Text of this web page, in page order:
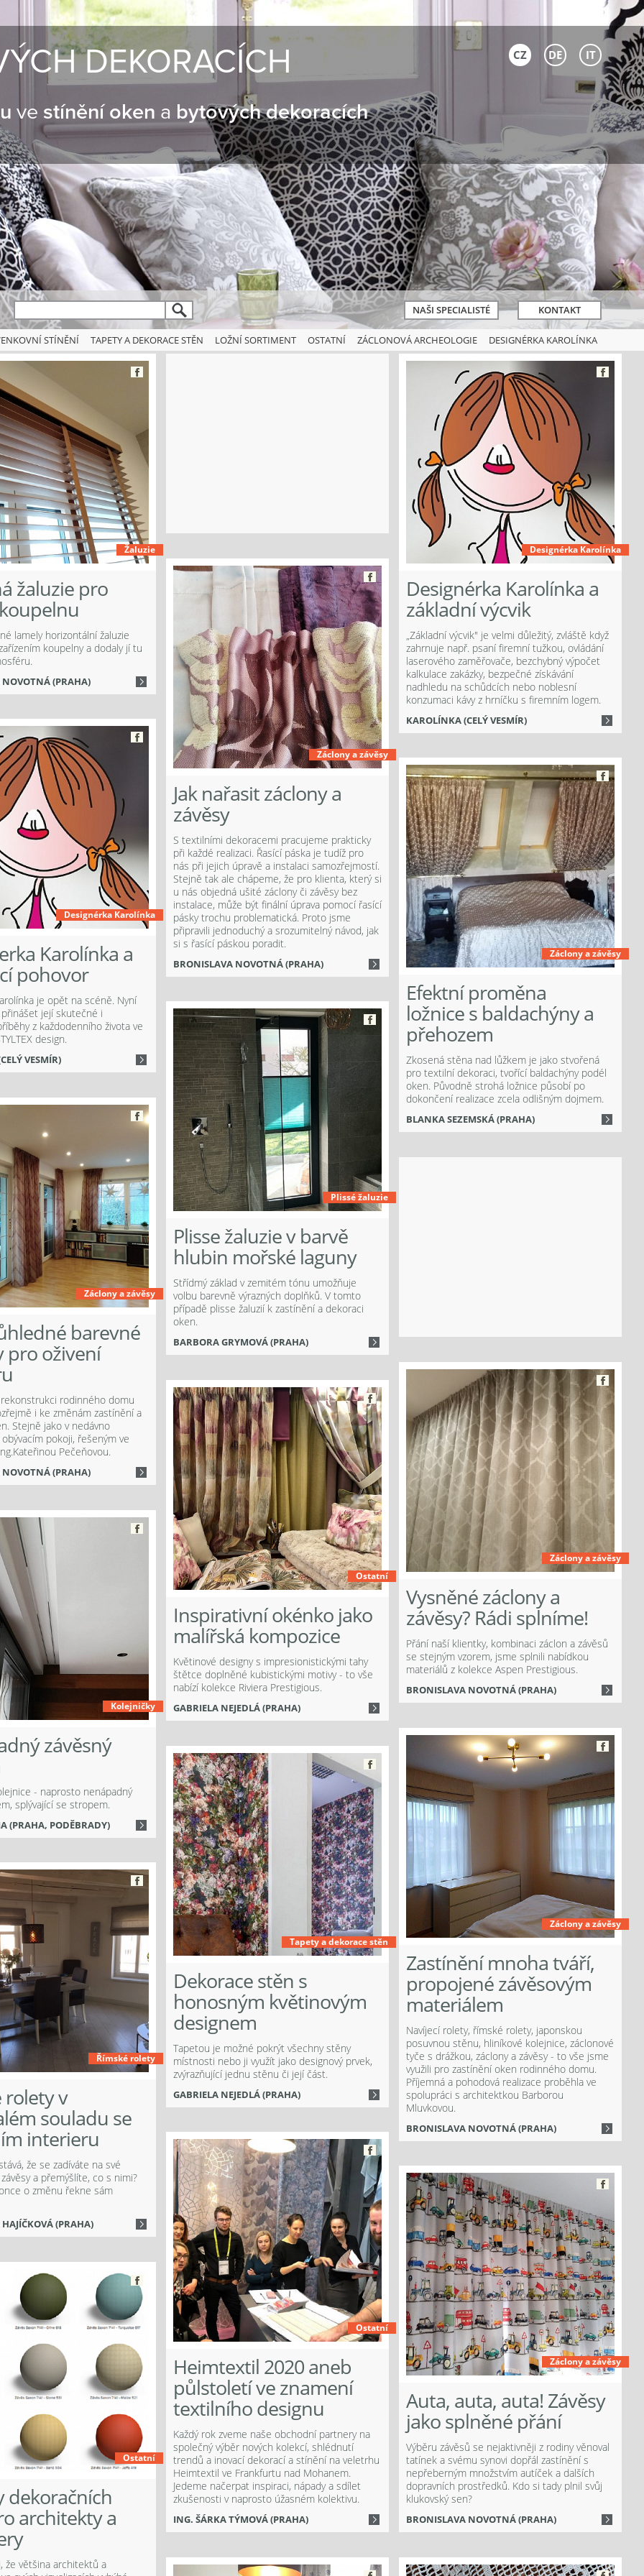
DEKORACÍCH
ve stínění oken a bytových dekoracích
CZ DE IT
NAŠI SPECIALISTÉ KONTAKT
STÍNĚNÍ TAPETY A DEKORACE STĚN LOŽNÍ SORTIMENT OSTATNÍ ZÁCLONOVÁ ARCHEOLOGIE DESIGNÉRKA KAROLÍNKA
Žaluzie
žaluzie pro
lamely horizontální žaluzie
koupelny a dodaly jí tu
(PRAHA)
Designérka Karolínka
Designérka Karolínka a
základní výcvik
„Základní výcvik" je velmi důležitý, zvláště když
zahrnuje např. psaní firemní tužkou, ovládání
laserového zaměřovače, bezchybný výpočet
kalkulace zakázky, bezpečné získávání
nadhledu na schůdcích nebo noblesní
konzumaci kávy z hrníčku s firemním logem.
KAROLÍNKA (CELÝ VESMÍR)
Záclony a závěsy
Jak nařasit záclony a
závěsy
S textilními dekoracemi pracujeme prakticky
při každé realizaci. Řasící páska je tudíž pro
nás při jejich úpravě a instalaci samozřejmostí.
Stejně tak ale chápeme, že pro klienta, který si
u nás objedná ušité záclony či závěsy bez
instalace, může být finální úprava pomocí řasící
pásky trochu problematická. Proto jsme
připravili jednoduchý a srozumitelný návod, jak
si s řasící páskou poradit.
BRONISLAVA NOVOTNÁ (PRAHA)
Designérka Karolínka
Karolínka a
pohovor
je opět na scéně. Nyní
její skutečné i
z každodenního života ve
design.
VESMÍR)
Záclony a závěsy
Efektní proměna
ložnice s baldachýny a
přehozem
Zkosená stěna nad lůžkem je jako stvořená
pro textilní dekoraci, tvořící baldachýny podél
oken. Původně strohá ložnice působí po
dokončení realizace zcela odlišným dojmem.
BLANKA SEZEMSKÁ (PRAHA)
Plissé žaluzie
Plisse žaluzie v barvě
hlubin mořské laguny
Střídmý základ v zemitém tónu umožňuje
volbu barevně výrazných doplňků. V tomto
případě plisse žaluzií k zastínění a dekoraci
oken.
BARBORA GRYMOVÁ (PRAHA)
Záclony a závěsy
barevné
pro oživení
rodinného domu
i ke změnám zastínění a
Stejně jako v nedávno
pokoji, řešeným ve
Pečeňovou.
(PRAHA)
Záclony a závěsy
Vysněné záclony a
závěsy? Rádi splníme!
Přání naší klientky, kombinaci záclon a závěsů
se stejným vzorem, jsme splnili nabídkou
materiálů z kolekce Aspen Prestigious.
BRONISLAVA NOVOTNÁ (PRAHA)
Ostatní
Inspirativní okénko jako
malířská kompozice
Květinové designy s impresionistickými tahy
štětce doplněné kubistickými motivy - to vše
nabízí kolekce Riviera Prestigious.
GABRIELA NEJEDLÁ (PRAHA)
Kolejničky
závěsný
- naprosto nenápadný
splývající se stropem.
(PRAHA, PODĚBRADY)
Záclony a závěsy
Zastínění mnoha tváří,
propojené závěsovým
materiálem
Navíjecí rolety, římské rolety, japonskou
posuvnou stěnu, hliníkové kolejnice, záclonové
tyče s drážkou, záclony a závěsy - to vše jsme
využili pro zastínění oken rodinného domu.
Příjemná a pohodová realizace proběhla ve
spolupráci s architektkou Barborou
Mluvkovou.
BRONISLAVA NOVOTNÁ (PRAHA)
Tapety a dekorace stěn
Dekorace stěn s
honosným květinovým
designem
Tapetou je možné pokrýt všechny stěny
místnosti nebo ji využít jako designový prvek,
zvýrazňující jednu stěnu či její část.
GABRIELA NEJEDLÁ (PRAHA)
Římské rolety
rolety v
souladu se
interieru
že se zadíváte na své
a přemýšlíte, co s nimi?
o změnu řekne sám
(PRAHA)
Ostatní
Heimtextil 2020 aneb
půlstoletí ve znamení
textilního designu
Každý rok zveme naše obchodní partnery na
společný výběr nových kolekcí, shlédnutí
trendů a inovací dekorací a stínění na veletrhu
Heimtextil ve Frankfurtu nad Mohanem.
Jedeme načerpat inspiraci, nápady a sdílet
zkušenosti v naprosto úžasném kolektivu.
ING. ŠÁRKA TÝMOVÁ (PRAHA)
Záclony a závěsy
Auta, auta, auta! Závěsy
jako splněné přání
Výběru závěsů se nejaktivněji z rodiny věnoval
tatínek a svému synovi dopřál zastínění s
nepřeberným množstvím autíček a dalších
dopravních prostředků. Kdo si tady plnil svůj
klukovský sen?
BRONISLAVA NOVOTNÁ (PRAHA)
Ostatní
dekoračních
architekty a
že většina architektů a